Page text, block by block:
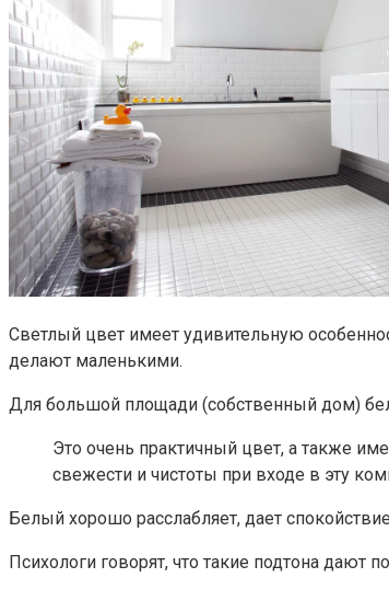
Светлый цвет имеет удивительную
делают маленькими.
Для большой площади (собственный дом)
Это очень практичный цвет, а также
свежести и чистоты при входе в эту
Белый хорошо расслабляет, дает
Психологи говорят, что такие подтона